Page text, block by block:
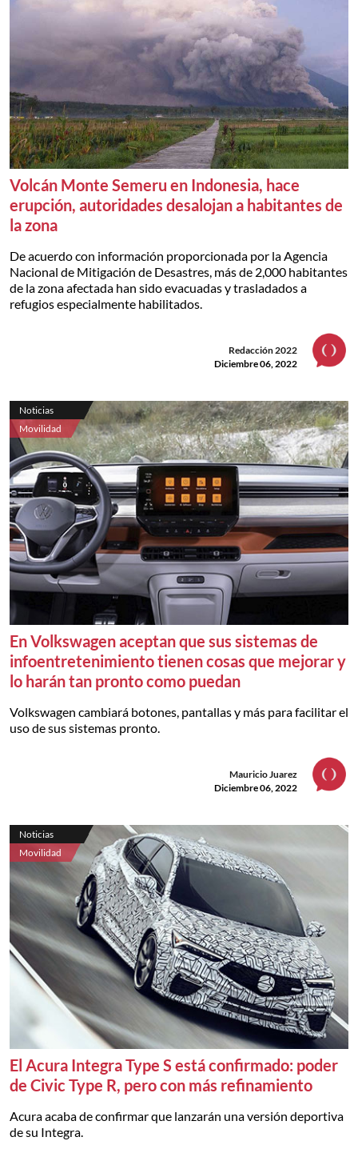
Volcán Monte Semeru en Indonesia, hace
erupción, autoridades desalojan a habitantes de
la zona
De acuerdo con información proporcionada por la Agencia
Nacional de Mitigación de Desastres, más de 2,000 habitantes
de la zona afectada han sido evacuadas y trasladados a
refugios especialmente habilitados.
Redacción 2022
Diciembre 06, 2022
Noticias
Movilidad
En Volkswagen aceptan que sus sistemas de
infoentretenimiento tienen cosas que mejorar y
lo harán tan pronto como puedan
Volkswagen cambiará botones, pantallas y más para facilitar el
uso de sus sistemas pronto.
Mauricio Juarez
Diciembre 06, 2022
Noticias
Movilidad
El Acura Integra Type S está confirmado: poder
de Civic Type R, pero con más refinamiento
Acura acaba de confirmar que lanzarán una versión deportiva
de su Integra.